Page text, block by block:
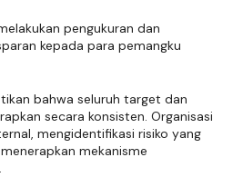
pengukuran dan
kepada para pemangku
bahwa seluruh target dan
secara konsisten. Organisasi
mengidentifikasi risiko yang
mekanisme